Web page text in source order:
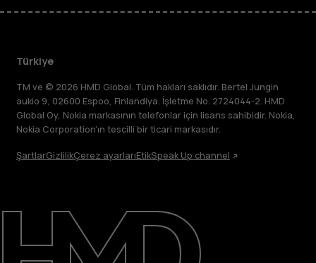
Destek
Türkiye
TM ve © 2026 HMD Global. Tüm hakları saklıdır. Bertel Jungin
aukio 9, 02600 Espoo, Finlandiya. İşletme No. 2724044-2. HMD
Global Oy, Nokia markasının telefonlar için lisans sahibidir. Nokia,
Nokia Corporation'ın tescilli bir ticari markasıdır.
ŞartlarGizlilikÇerez ayarlarıEtikSpeak Up channel